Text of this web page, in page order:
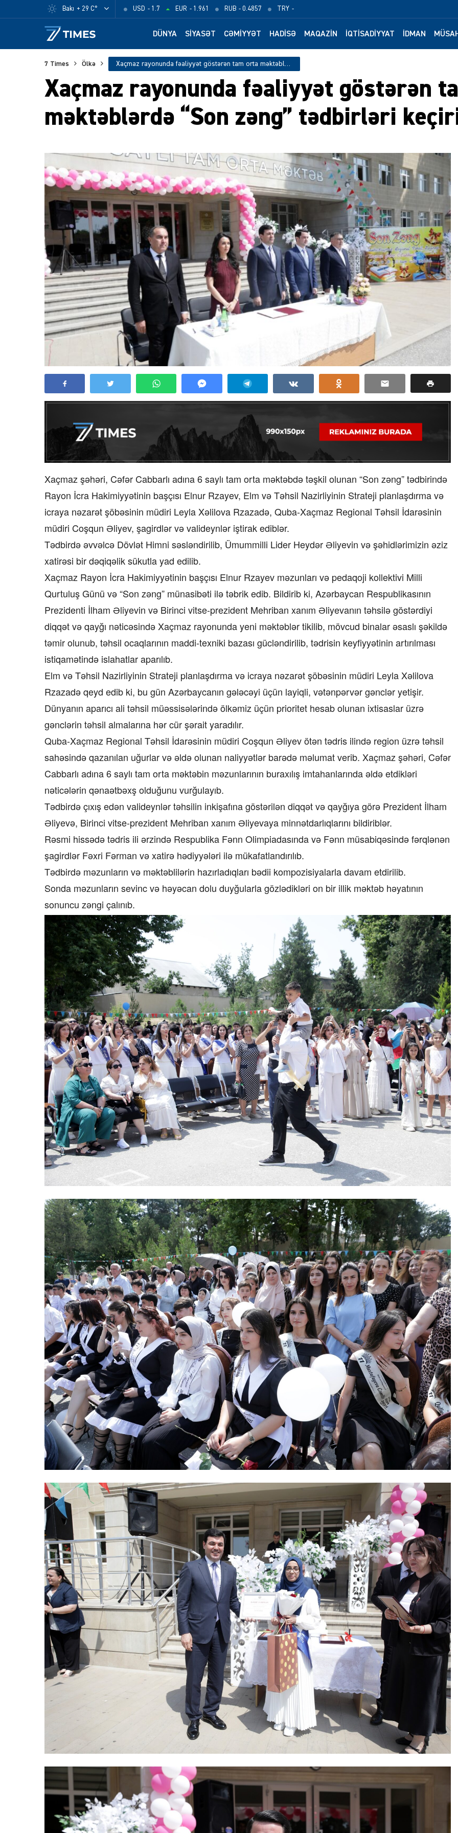
Bakı + 29 C° USD - 1.7 EUR - 1.961 RUB - 0.4857 TRY -
DÜNYA SIYASƏT CƏMIYYƏT HADISƏ MAQAZIN İQTISADIYYAT İDMAN
7 Times Ölkə Xaçmaz rayonunda fəaliyyət göstərən tam orta məktəblərdə “Son zəng” tədbirləri keçirilib – FOTOLAR
Xaçmaz rayonunda fəaliyyət göstərən
məktəblərdə “Son zəng” tədbirləri
Xaçmaz şəhəri, Cəfər Cabbarlı adına 6 saylı tam orta məktəbdə təşkil olunan “Son zəng” tədbirində
Rayon İcra Hakimiyyətinin başçısı Elnur Rzayev, Elm və Təhsil Nazirliyinin Strateji planlaşdırma və
icraya nəzarət şöbəsinin müdiri Leyla Xəlilova Rzazadə, Quba-Xaçmaz Regional Təhsil İdarəsinin
müdiri Coşqun Əliyev, şagirdlər və valideynlər iştirak ediblər.
Tədbirdə əvvəlcə Dövlət Himni səsləndirilib, Ümummilli Lider Heydər Əliyevin və şəhidlərimizin əziz
xatirəsi bir dəqiqəlik sükutla yad edilib.
Xaçmaz Rayon İcra Hakimiyyətinin başçısı Elnur Rzayev məzunları və pedaqoji kollektivi Milli
Qurtuluş Günü və “Son zəng” münasibəti ilə təbrik edib. Bildirib ki, Azərbaycan Respublikasının
Prezidenti İlham Əliyevin və Birinci vitse-prezident Mehriban xanım Əliyevanın təhsilə göstərdiyi
diqqət və qayğı nəticəsində Xaçmaz rayonunda yeni məktəblər tikilib, mövcud binalar əsaslı şəkildə
təmir olunub, təhsil ocaqlarının maddi-texniki bazası gücləndirilib, tədrisin keyfiyyətinin artırılması
istiqamətində islahatlar aparılıb.
Elm və Təhsil Nazirliyinin Strateji planlaşdırma və icraya nəzarət şöbəsinin müdiri Leyla Xəlilova
Rzazadə qeyd edib ki, bu gün Azərbaycanın gələcəyi üçün layiqli, vətənpərvər gənclər yetişir.
Dünyanın aparıcı ali təhsil müəssisələrində ölkəmiz üçün prioritet hesab olunan ixtisaslar üzrə
gənclərin təhsil almalarına hər cür şərait yaradılır.
Quba-Xaçmaz Regional Təhsil İdarəsinin müdiri Coşqun Əliyev ötən tədris ilində region üzrə təhsil
sahəsində qazanılan uğurlar və əldə olunan naliyyətlər barədə məlumat verib. Xaçmaz şəhəri, Cəfər
Cabbarlı adına 6 saylı tam orta məktəbin məzunlarının buraxılış imtahanlarında əldə etdikləri
nəticələrin qənaətbəxş olduğunu vurğulayıb.
Tədbirdə çıxış edən valideynlər təhsilin inkişafına göstərilən diqqət və qayğıya görə Prezident İlham
Əliyevə, Birinci vitse-prezident Mehriban xanım Əliyevaya minnətdarlıqlarını bildiriblər.
Rəsmi hissədə tədris ili ərzində Respublika Fənn Olimpiadasında və Fənn müsabiqəsində fərqlənən
şagirdlər Fəxri Fərman və xatirə hədiyyələri ilə mükafatlandırılıb.
Tədbirdə məzunların və məktəblilərin hazırladıqları bədii kompozisiyalarla davam etdirilib.
Sonda məzunların sevinc və həyəcan dolu duyğularla gözlədikləri on bir illik məktəb həyatının
sonuncu zəngi çalınıb.
Şəhərsalma ili və qanunsuz tikintilər:
nəzarət mexanizmi haradadır?
01 İyun 2026, 11:28